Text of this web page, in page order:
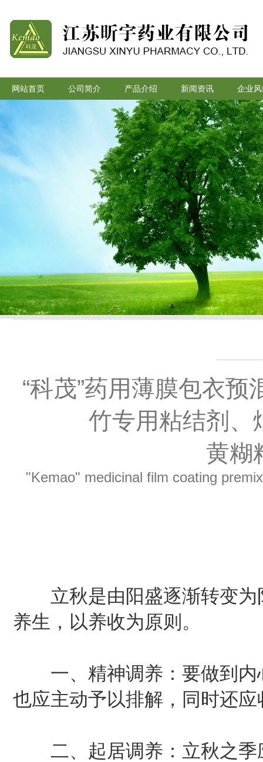
网站首页 公司简介 产品介绍 新闻资讯 企业
“科茂”药用薄膜包衣
竹专用粘结剂、
黄糊
"Kemao" medicinal film coating
立秋是由阳盛逐渐转变为
养生，以养收为原则。
一、精神调养：要做到内
也应主动予以排解，同时还
二、起居调养：立秋之季